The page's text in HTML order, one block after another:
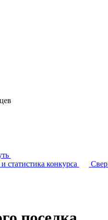
статистика конкурса